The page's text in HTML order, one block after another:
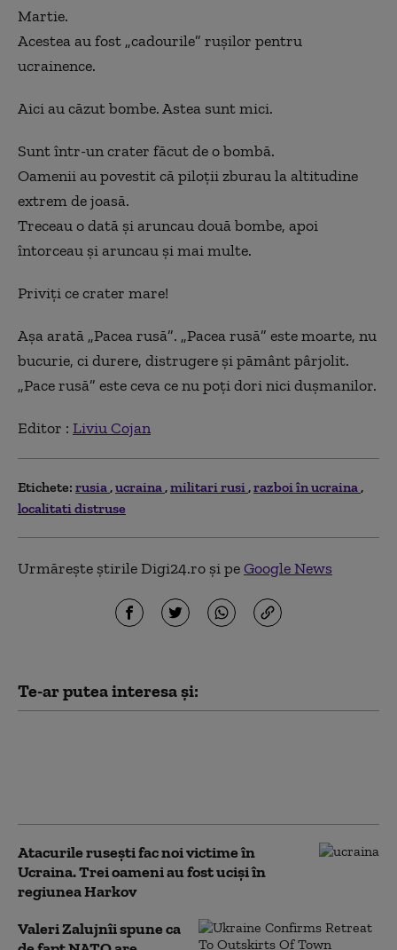
Martie.
Acestea au fost „cadourile” rușilor pentru
ucrainence.
Aici au căzut bombe. Astea sunt mici.
Sunt într-uncrater făcut de o bombă.
Oamenii au povestit că piloții zburau la altitudine
extrem de joasă.
Treceau o dată și aruncau două bombe, apoi
întorceau și aruncau și mai multe.
Priviți ce crater mare!
Așa arată „Pacea rusă”. „Pacea rusă” este moarte, nu
bucurie, ci durere, distrugere și pământ pârjolit.
„Pace rusă” este ceva ce nu poți dori nici dușmanilor.
Editor : Liviu Cojan
Etichete: rusia ucraina militari rusi razboi în ucraina
localitati distruse
Urmărește știrile Digi24.ro și peGoogle News
Te-ar putea interesa și:
Atacurile rusești fac noi victime în
Ucraina. Trei oameni au fost uciși în
regiunea Harkov
Valeri Zalujnîi spune ca